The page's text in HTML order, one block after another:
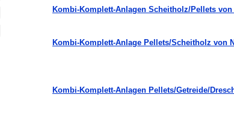
Kombi-Komplett-Anlagen Scheitholz/Pellets von
Kombi-Komplett-Anlage Pellets/Scheitholz von
Kombi-Komplett-Anlagen Pellets/Getreide/